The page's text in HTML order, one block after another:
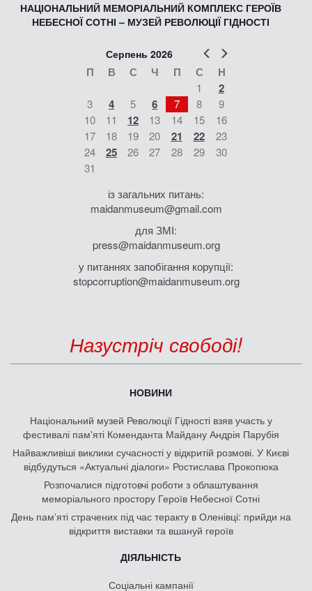
НАЦІОНАЛЬНИЙ МЕМОРІАЛЬНИЙ КОМПЛЕКС ГЕРОЇВ
НЕБЕСНОЇ СОТНІ – МУЗЕЙ РЕВОЛЮЦІЇ ГІДНОСТІ
Попер
Серпень 2026
П В С Ч П С Н
1 2
3 4 5 6 7 8
9
10
11 12 13 14 15
16
17
18 19 20 21 22
23
24
25 26 27 28 29
30
31
із загальних питань:
maidanmuseum@gmail.com
для ЗМІ:
press@maidanmuseum.org
у питаннях запобігання корупції:
stopcorruption@maidanmuseum.org
Назустріч свободі!
НОВИНИ
Національний музей Революції Гідності взяв участь у
фестивалі пам'яті Коменданта Майдану Андрія Парубія
Найважливіші виклики сучасності у відкритій розмові. У Києві
відбудуться «Актуальні діалоги» Ростислава Прокопюка
Розпочалися підготовчі роботи з облаштування
меморіального простору Героїв Небесної Сотні
День памʼяті страчених під час теракту в Оленівці: прийди на
відкриття виставки та вшануй героїв
ДІЯЛЬНІСТЬ
Соціальні кампанії